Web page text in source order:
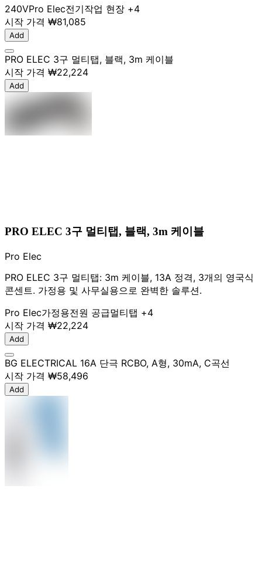
240VPro Elec전기작업 현장 +4
시작 가격 ₩81,085
Add
PRO ELEC 3구 멀티탭, 블랙, 3m 케이블
시작 가격 ₩22,224
Add
PRO ELEC 3구 멀티탭, 블랙, 3m 케이블
Pro Elec
PRO ELEC 3구 멀티탭: 3m 케이블, 13A 정격, 3개의 영국식
콘센트. 가정용 및 사무실용으로 완벽한 솔루션.
Pro Elec가정용전원 공급멀티탭 +4
시작 가격 ₩22,224
Add
BG ELECTRICAL 16A 단극 RCBO, A형, 30mA, C곡선
시작 가격 ₩58,496
Add